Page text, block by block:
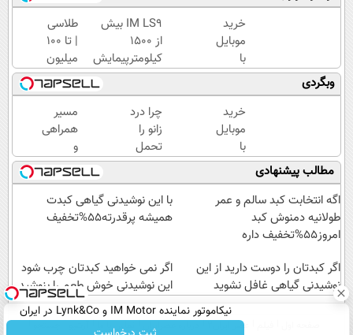
خرید
موبایل
با
اسنپ
پی | در
۴
قسط
بدون
سود و
کارمزد!
IM LS9 بیش
از 1500
کیلومترپیمایش
با یکبار شارژ
طلاسی
| تا 100
میلیون
وام
آنی
خرید
طلا💰
ثبت
نام
کن!
وبگردی
خرید
موبایل
با
اسنپ
پی | در
۴
بدون
کارمزد!
چرا درد
زانو را
تحمل
می‌کنی؟
خیلی
ساده
درمنزل
مسیر
همراهی
و
گزارش
عملکرد
گروه
اسنپ
مطالب پیشنهادی
اگه انتخابت کبد سالم و عمر
طولانیه دمنوش کبد
امروز55%تخفیف داره
با این نوشیدنی گیاهی کبدت
همیشه پرقدرته55%تخفیف
اگر کبدتان را دوست دارید از این
نوشیدنی گیاهی غافل نشوید
اگر نمی خواهید کبدتان چرب شود
این نوشیدنی خوش طعم را بنوشید
نیکاموتور نماینده IM Motor و Lynk&Co در ایران
عصر ایران۲ درباره عصرایران تماس با ما